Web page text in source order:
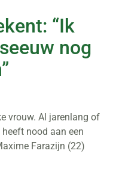
“Ik
nog
vrouw. Al jarenlang of
nood aan een
Farazijn (22)